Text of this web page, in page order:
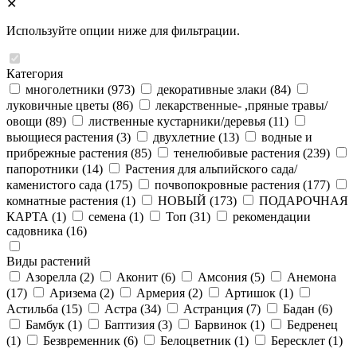
✕
Используйте опции ниже для фильтрации.
Категория
многолетники (973) декоративные злаки (84)
луковичные цветы (86)
лекарственные- ,пряные травы/
овощи (89) лиственные кустарники/деревья (11)
вьющиеся растения (3) двухлетние (13)
водные и
прибрежные растения (85) тенелюбивые растения (239)
папоротники (14)
Растения для альпийского сада/
каменистого сада (175) почвопокровные растения (177)
комнатные растения (1) НОВЫЙ (173)
ПОДАРОЧНАЯ
КАРТА (1) семена (1) Топ (31)
рекомендации
садовника (16)
Виды растений
Азорелла (2) Аконит (6) Амсония (5)
Анемона
(17)
Аризема (2) Армерия (2) Артишок (1)
Астильба (15) Астра (34) Астранция (7) Бадан (6)
Бамбук (1) Баптизия (3) Барвинок (1)
Бедренец
(1)
Безвременник (6) Белоцветник (1) Бересклет (1)